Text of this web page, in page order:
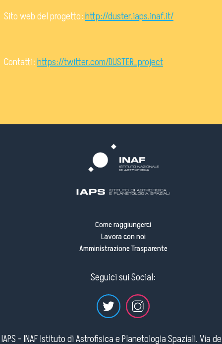
Sito web del progetto:http://duster.iaps.inaf.it/
Contatti:https://twitter.com/DUSTER_project
Come raggiungerci
Lavora con noi
Amministrazione Trasparente
Seguici sui Social:
IAPS - INAF Istituto di Astrofisica e Planetologia Spaziali. Via